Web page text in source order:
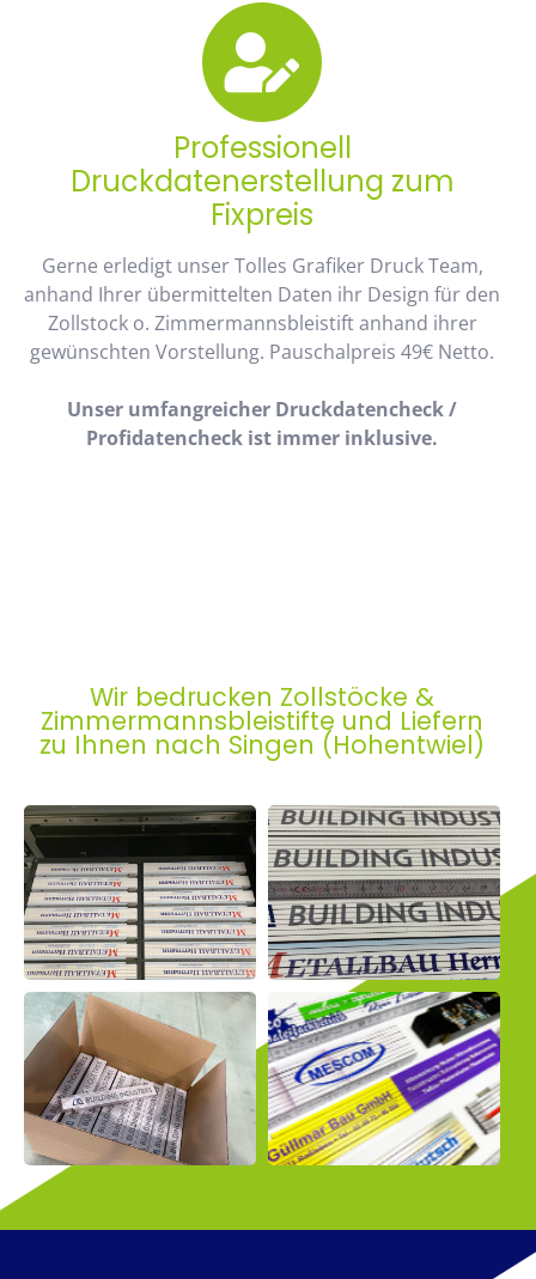
Professionell
Druckdatenerstellung zum
Fixpreis
Gerne erledigt unser Tolles Grafiker Druck Team,
anhand Ihrer übermittelten Daten ihr Design für den
Zollstock o. Zimmermannsbleistift anhand ihrer
gewünschten Vorstellung. Pauschalpreis 49€ Netto.
Unser umfangreicher Druckdatencheck /
Profidatencheck ist immer inklusive.
Wir bedrucken Zollstöcke &
Zimmermannsbleistifte und Liefern
zu Ihnen nach Singen (Hohentwiel)